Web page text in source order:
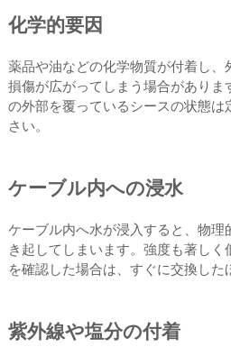
化学的要因
薬品や油などの化学物質が付着し、
損傷が広がってしまう場合がありま
の外部を覆っているシースの状態は
さい。
ケーブル内への浸水
ケーブル内へ水が浸入すると、物理
き起してしまいます。強度も著し
を確認した場合は、すぐに交換した
紫外線や塩分の付着